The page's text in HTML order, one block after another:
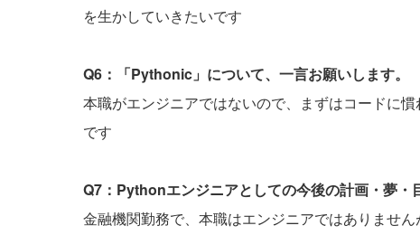
を生かしていきたいです
Q6：「Pythonic」について、一言お願いします。
本職がエンジニアではないので、まずはコードに
です
Q7：Pythonエンジニアとしての今後の計画・夢・
金融機関勤務で、本職はエンジニアではありませ